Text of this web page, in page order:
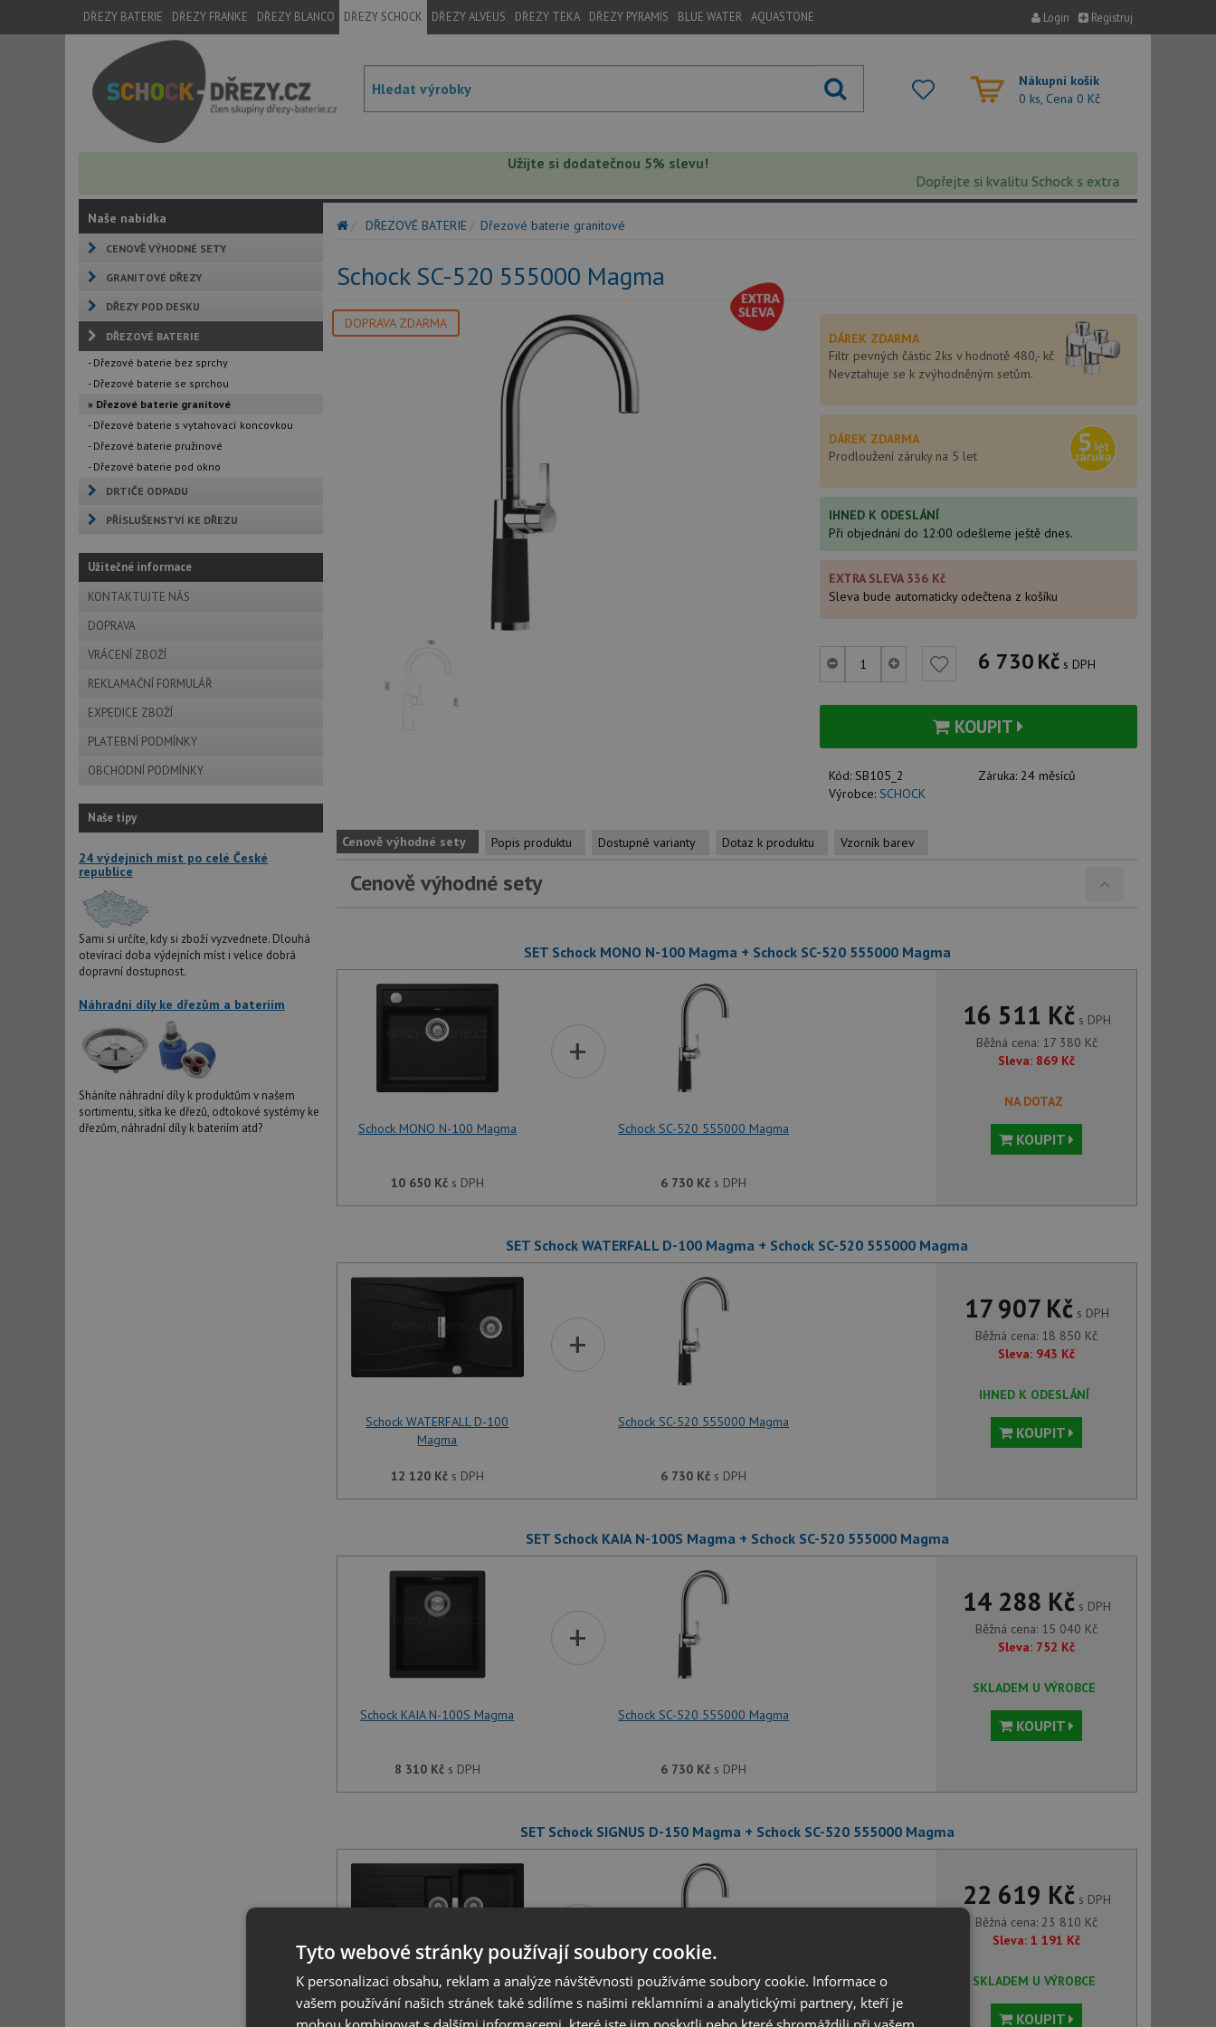
DŘEZY BATERIE DŘEZY FRANKE DŘEZY BLANCO DŘEZY SCHOCK DŘEZY ALVEUS DŘEZY TEKA DŘEZY PYRAMIS BLUE WATER AQUASTONE Login Registruj
Nákupní košík
0 ks, Cena 0 Kč
Užijte si dodatečnou 5% slevu!
Dopřejte si kvalitu Schock s extra 5% slevou –
Naše nabídka
CENOVĚ VÝHODNÉ SETY
GRANITOVÉ DŘEZY
DŘEZY POD DESKU
DŘEZOVÉ BATERIE
- Dřezové baterie bez sprchy
- Dřezové baterie se sprchou
» Dřezové baterie granitové
- Dřezové baterie s vytahovací koncovkou
- Dřezové baterie pružinové
- Dřezové baterie pod okno
DRTIČE ODPADU
PŘÍSLUŠENSTVÍ KE DŘEZU
Užitečné informace
KONTAKTUJTE NÁS
DOPRAVA
VRÁCENÍ ZBOŽÍ
REKLAMAČNÍ FORMULÁŘ
EXPEDICE ZBOŽÍ
PLATEBNÍ PODMÍNKY
OBCHODNÍ PODMÍNKY
Naše tipy
24 výdejních míst po celé České
republice
Sami si určíte, kdy si zboží vyzvednete. Dlouhá
otevírací doba výdejních míst i velice dobrá
dopravní dostupnost.
Náhradní díly ke dřezům a bateriím
Sháníte náhradní díly k produktům v našem
sortimentu, sítka ke dřezů, odtokové systémy ke
dřezům, náhradní díly k bateriím atd?
DŘEZOVÉ BATERIE Dřezové baterie granitové
Schock SC-520 555000 Magma
DOPRAVA ZDARMA
DÁREK ZDARMA
Filtr pevných částic 2ks v hodnotě 480,- kč
Nevztahuje se k zvýhodněným setům.
DÁREK ZDARMA
Prodloužení záruky na 5 let
IHNED K ODESLÁNÍ
Při objednání do 12:00 odešleme ještě dnes.
EXTRA SLEVA 336 Kč
Sleva bude automaticky odečtena z košíku
6 730Kč s DPH
KOUPIT
Kód: SB105_2 Záruka:24 měsíců
Výrobce: SCHOCK
Cenově výhodné sety Popis produktu Dostupné varianty Dotaz k produktu Vzorník barev
Cenově výhodné sety
SET Schock MONO N-100 Magma + Schock SC-520 555000 Magma
Schock MONO N-100 Magma
10 650 Kčs DPH
+
Schock SC-520 555000 Magma
6 730 Kč s DPH
16 511 Kčs DPH
Běžná cena: 17 380 Kč
Sleva: 869 Kč
NA DOTAZ
KOUPIT
SET Schock WATERFALL D-100 Magma + Schock SC-520 555000 Magma
Schock WATERFALL D-100
Magma
12 120 Kčs DPH
+
Schock SC-520 555000 Magma
6 730 Kč s DPH
17 907 Kčs DPH
Běžná cena: 18 850 Kč
Sleva: 943 Kč
IHNED K ODESLÁNÍ
KOUPIT
SET Schock KAIA N-100S Magma + Schock SC-520 555000 Magma
Schock KAIA N-100S Magma
8 310 Kčs DPH
+
Schock SC-520 555000 Magma
6 730 Kč s DPH
14 288 Kčs DPH
Běžná cena: 15 040 Kč
Sleva: 752 Kč
SKLADEM U VÝROBCE
KOUPIT
SET Schock SIGNUS D-150 Magma + Schock SC-520 555000 Magma
Schock SIGNUS D-150 Magma Schock SC-520 555000 Magma
22 619 Kčs DPH
Běžná cena: 23 810 Kč
Sleva: 1 191 Kč
SKLADEM U VÝROBCE
KOUPIT
Tyto webové stránky používají soubory cookie.
K personalizaci obsahu, reklam a analýze návštěvnosti používáme soubory cookie. Informace o
vašem používání našich stránek také sdílíme s našimi reklamními a analytickými partnery, kteří je